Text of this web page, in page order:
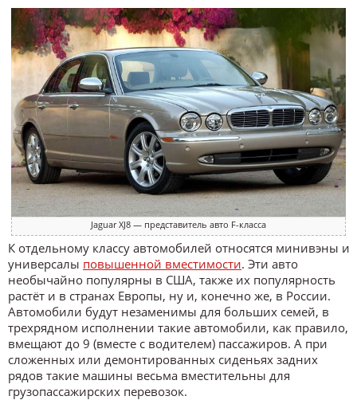
Jaguar XJ8 — представитель авто F-класса
К отдельному классу автомобилей относятся минивэны и
универсалы повышенной вместимости. Эти авто
необычайно популярны в США, также их популярность
растёт и в странах Европы, ну и, конечно же, в России.
Автомобили будут незаменимы для больших семей, в
трехрядном исполнении такие автомобили, как правило,
вмещают до 9 (вместе с водителем) пассажиров. А при
сложенных или демонтированных сиденьях задних
рядов такие машины весьма вместительны для
грузопассажирских перевозок.